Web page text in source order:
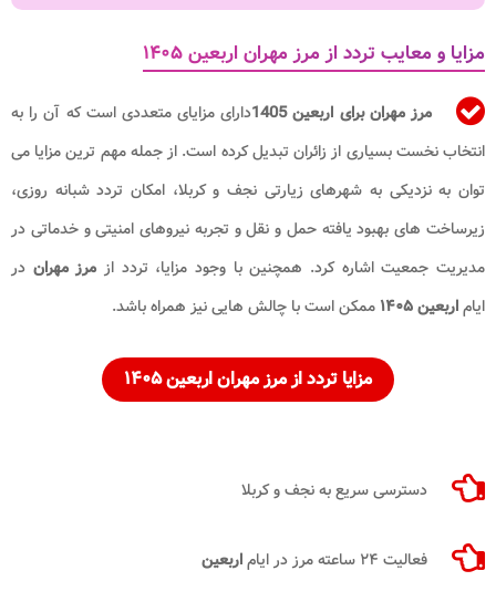
مزایا و معایب تردد از مرز مهران اربعین ۱۴۰۵
مرز مهران برای اربعین 1405دارای مزایای متعددی است که آن را به
انتخاب نخست بسیاری از زائران تبدیل کرده است. از جمله مهم ترین مزایا می
توان به نزدیکی به شهرهای زیارتی نجف و کربلا، امکان تردد شبانه روزی،
زیرساخت های بهبود یافته حمل و نقل و تجربه نیروهای امنیتی و خدماتی در
مدیریت جمعیت اشاره کرد. همچنین با وجود مزایا، تردد از مرز مهران در
ایاماربعین ۱۴۰۵ ممکن است با چالش هایی نیز همراه باشد.
مزایا تردد از مرز مهران اربعین ۱۴۰۵
دسترسی سریع به نجف و کربلا
فعالیت ۲۴ ساعته مرز در ایام اربعین